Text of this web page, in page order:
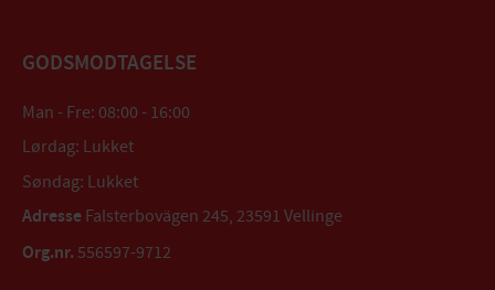
GODSMODTAGELSE
Man - Fre: 08:00 - 16:00
Lørdag: Lukket
Søndag: Lukket
Adresse Falsterbovägen 245, 23591 Vellinge
Org.nr. 556597-9712